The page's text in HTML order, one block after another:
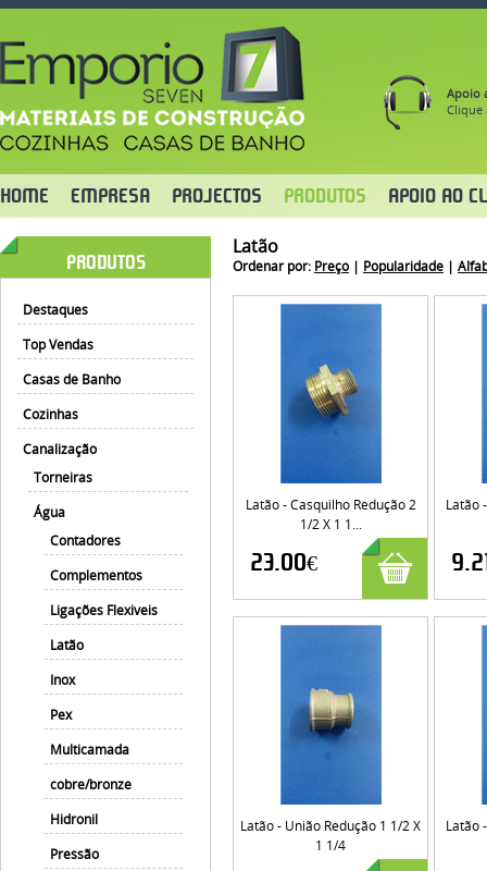
Apoio
Clique
HOME EMPRESA PROJECTOS PRODUTOS APOIO AO
PRODUTOS
Destaques
Top Vendas
Casas de Banho
Cozinhas
Canalização
Torneiras
Água
Contadores
Complementos
Ligações Flexiveis
Latão
Inox
Pex
Multicamada
cobre/bronze
Hidronil
Pressão
Latão
Ordenar por: Preço | Popularidade |
Latão - Casquilho Redução 2
1/2 X 1 1...
23.00€
Latão
Latão - União Redução 1 1/2 X
1 1/4
Latão